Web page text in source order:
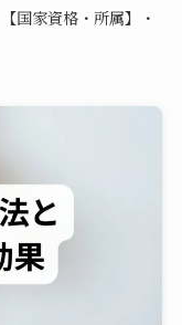
国家資格・所属】・